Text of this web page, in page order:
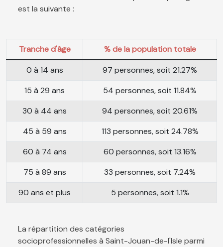
est la suivante :
Tranche d'âge
% de la population totale
0 à 14 ans
97 personnes, soit 21.27%
15 à 29 ans
54 personnes, soit 11.84%
30 à 44 ans
94 personnes, soit 20.61%
45 à 59 ans
113 personnes, soit 24.78%
60 à 74 ans
60 personnes, soit 13.16%
75 à 89 ans
33 personnes, soit 7.24%
90 ans et plus
5 personnes, soit 1.1%
La répartition des catégories
socioprofessionnelles à Saint-Jouan-de-l'Isle parmi